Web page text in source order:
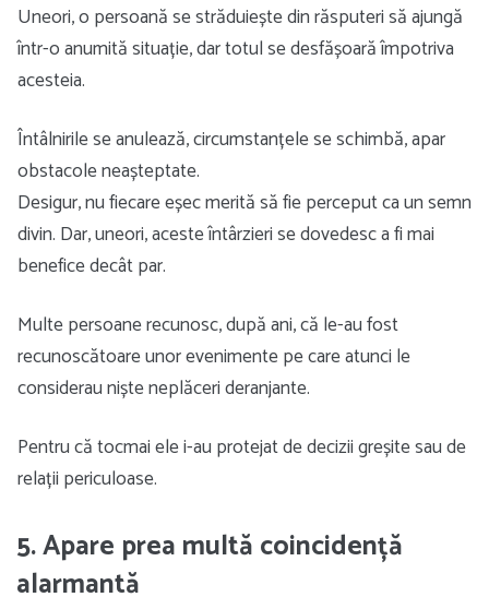
Uneori, o persoană se străduiește din răsputeri să ajungă
într-o anumită situație, dar totul se desfășoară împotriva
acesteia.
Întâlnirile se anulează, circumstanțele se schimbă, apar
obstacole neașteptate.
Desigur, nu fiecare eșec merită să fie perceput ca un semn
divin. Dar, uneori, aceste întârzieri se dovedesc a fi mai
benefice decât par.
Multe persoane recunosc, după ani, că le-au fost
recunoscătoare unor evenimente pe care atunci le
considerau niște neplăceri deranjante.
Pentru că tocmai ele i-au protejat de decizii greșite sau de
relații periculoase.
5. Apare prea multă coincidență
alarmantă